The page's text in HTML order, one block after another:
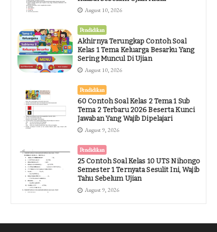
August 10, 2026
Pendidikan
Akhirnya Terungkap Contoh Soal
Kelas 1 Tema Keluarga Besarku Yang
Sering Muncul Di Ujian
August 10, 2026
Pendidikan
60 Contoh Soal Kelas 2 Tema 1 Sub
Tema 2 Terbaru 2026 Beserta Kunci
Jawaban Yang Wajib Dipelajari
August 9, 2026
Pendidikan
25 Contoh Soal Kelas 10 UTS Nihongo
Semester 1 Ternyata Sesulit Ini, Wajib
Tahu Sebelum Ujian
August 9, 2026